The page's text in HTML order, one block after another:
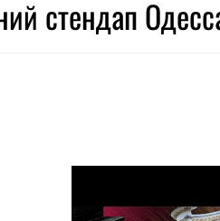
стендап